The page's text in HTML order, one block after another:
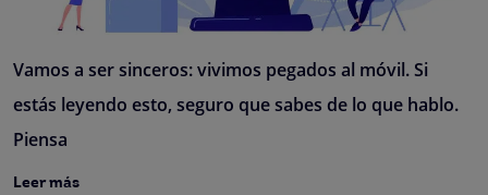
Vamos a ser sinceros: vivimos pegados al móvil. Si
estás leyendo esto, seguro que sabes de lo que hablo.
Piensa
Leer más